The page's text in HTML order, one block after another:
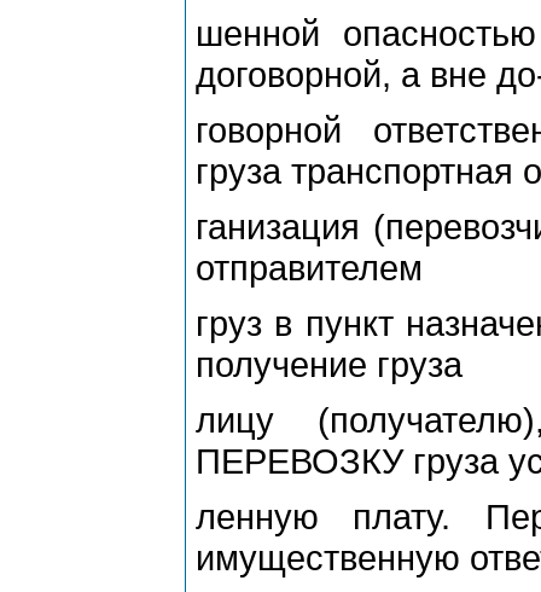
шенной
договорной, а вне
говорной
груза транспортная
ганизация
отправителем
груз в пункт
получение груза
лицу
ПЕРЕВОЗКУ груза
ленную плату.
имущественную